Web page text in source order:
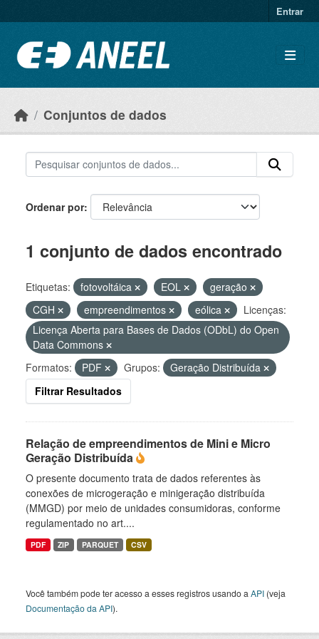
Entrar
Conjuntos de dados
Ordenar por
1 conjunto de dados encontrado
Etiquetas: fotovoltáica EOL
geração
CGH
empreendimentos eólica
Licenças:
Licença Aberta para Bases de Dados (ODbL) do Open
Data Commons
Formatos:
PDF Grupos:
Geração Distribuída
Filtrar Resultados
Relação de empreendimentos de Mini e Micro
Geração Distribuída
O presente documento trata de dados referentes às
conexões de microgeração e minigeração distribuída
(MMGD) por meio de unidades consumidoras, conforme
regulamentado no art....
PDF ZIP PARQUET CSV
Você também pode ter acesso a esses registros usando a API (veja
Documentação da API).